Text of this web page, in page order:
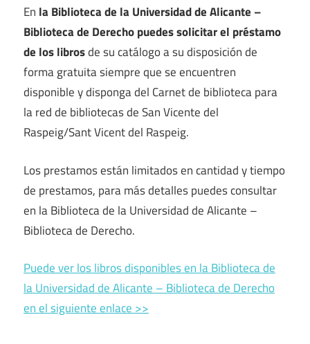
En la Biblioteca de la Universidad de Alicante –
Biblioteca de Derecho puedes solicitar el préstamo
de los librosde su catálogo a su disposición de
forma gratuita siempre que se encuentren
disponible y disponga del Carnet de biblioteca para
la red de bibliotecas de San Vicente del
Raspeig/Sant Vicent del Raspeig.
Los prestamos están limitados en cantidad y tiempo
de prestamos, para más detalles puedes consultar
en la Biblioteca de la Universidad de Alicante –
Biblioteca de Derecho.
Puede ver los libros disponibles en la Biblioteca de
la Universidad de Alicante – Biblioteca de Derecho
en el siguiente enlace >>